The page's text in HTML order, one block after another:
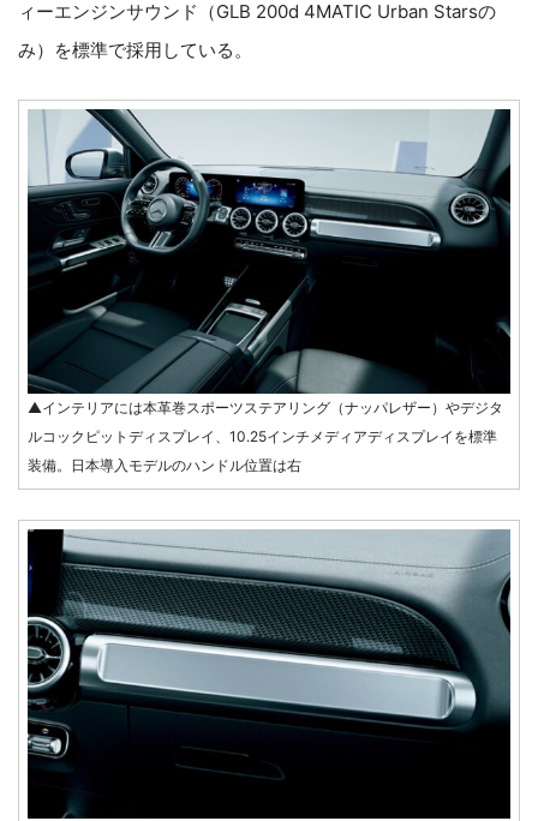
ィーエンジンサウンド（GLB 200d 4MATIC Urban Starsの
み）を標準で採用している。
▲インテリアには本革巻スポーツステアリング（ナッパレザー）やデジタ
ルコックピットディスプレイ、10.25インチメディアディスプレイを標準
装備。日本導入モデルのハンドル位置は右